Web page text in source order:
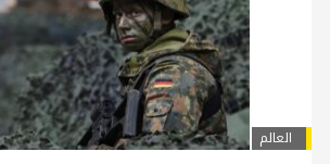
العالم